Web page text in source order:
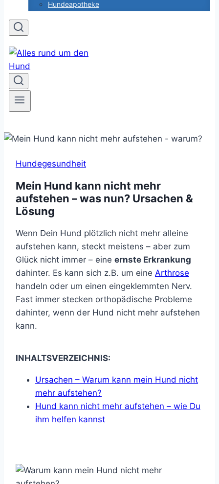
Hundeapotheke
Hundegesundheit
Mein Hund kann nicht mehr
aufstehen – was nun? Ursachen &
Lösung
Wenn Dein Hund plötzlich nicht mehr alleine
aufstehen kann, steckt meistens – aber zum
Glück nicht immer – eine ernste Erkrankung
dahinter. Es kann sich z.B. um eine Arthrose
handeln oder um einen eingeklemmten Nerv.
Fast immer stecken orthopädische Probleme
dahinter, wenn der Hund nicht mehr aufstehen
kann.
INHALTSVERZEICHNIS:
Ursachen – Warum kann mein Hund nicht
mehr aufstehen?
Hund kann nicht mehr aufstehen – wie Du
ihm helfen kannst